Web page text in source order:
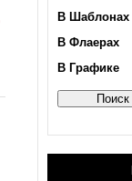
В Шаблонах
В Флаерах
В Графике